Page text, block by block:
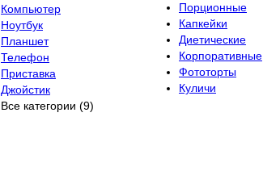
Компьютер
Ноутбук
Планшет
Телефон
Приставка
Джойстик
Все категории (9)
Порционные
Капкейки
Диетические
Корпоративные
Фототорты
Куличи